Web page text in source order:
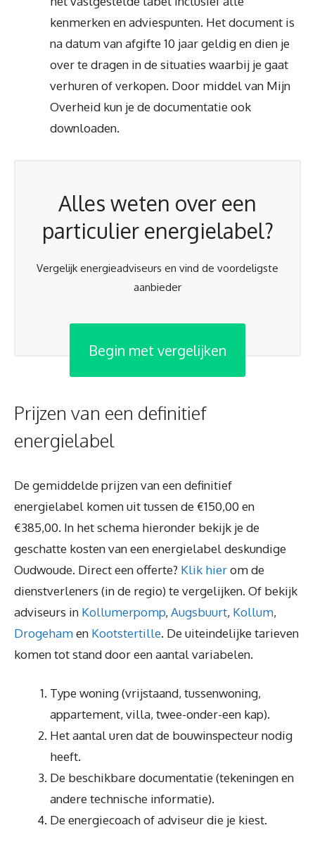
kenmerken en adviespunten. Het document is
na datum van afgifte 10 jaar geldig en dien je
over te dragen in de situaties waarbij je gaat
verhuren of verkopen. Door middel van Mijn
Overheid kun je de documentatie ook
downloaden.
Alles weten over een
particulier energielabel?
Vergelijk energieadviseurs en vind de voordeligste
aanbieder
Begin met vergelijken
Prijzen van een definitief
energielabel
De gemiddelde prijzen van een definitief
energielabel komen uit tussen de €150,00 en
€385,00. In het schema hieronder bekijk je de
geschatte kosten van een energielabel deskundige
Oudwoude. Direct een offerte? Klik hierom de
dienstverleners (in de regio) te vergelijken. Of bekijk
adviseurs in Kollumerpomp, Augsbuurt, Kollum,
Drogehamen Kootstertille. De uiteindelijke tarieven
komen tot stand door een aantal variabelen.
Type woning (vrijstaand, tussenwoning,
appartement, villa, twee-onder-een kap).
Het aantal uren dat de bouwinspecteur nodig
heeft.
De beschikbare documentatie (tekeningen en
andere technische informatie).
De energiecoach of adviseur die je kiest.